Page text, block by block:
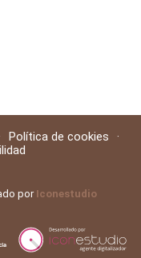
Política de cookies
·
porIconestudio